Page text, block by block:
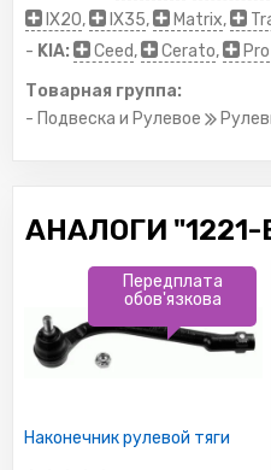
IX20, IX35, Matrix,
- KIA: Ceed, Cerato,
Товарная группа:
- Подвеска и Рулевое
АНАЛОГИ "1221-
Наконечник рулевой тяги
Передплата
обов'язкова